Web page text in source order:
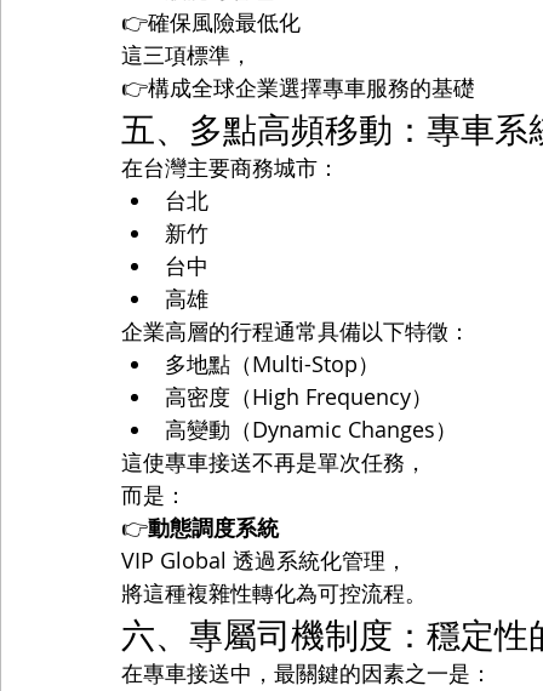
👉確保風險最低化
這三項標準，
👉構成全球企業選擇專車服務的基礎
五、多點高頻移動：專車系
在台灣主要商務城市：
台北
新竹
台中
高雄
企業高層的行程通常具備以下特徵：
多地點（Multi-Stop）
高密度（High Frequency）
高變動（Dynamic Changes）
這使專車接送不再是單次任務，
而是：
👉動態調度系統
VIP Global 透過系統化管理，
將這種複雜性轉化為可控流程。
六、專屬司機制度：穩定性
在專車接送中，最關鍵的因素之一是：